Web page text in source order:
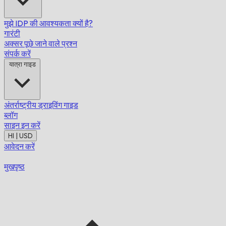
मुझे IDP की आवश्यकता क्यों है?
गारंटी
अक्सर पूछे जाने वाले प्रश्न
संपर्क करें
यात्रा गाइड
अंतर्राष्ट्रीय ड्राइविंग गाइड
ब्लॉग
साइन इन करें
HI | USD
आवेदन करें
मुखपृष्ठ